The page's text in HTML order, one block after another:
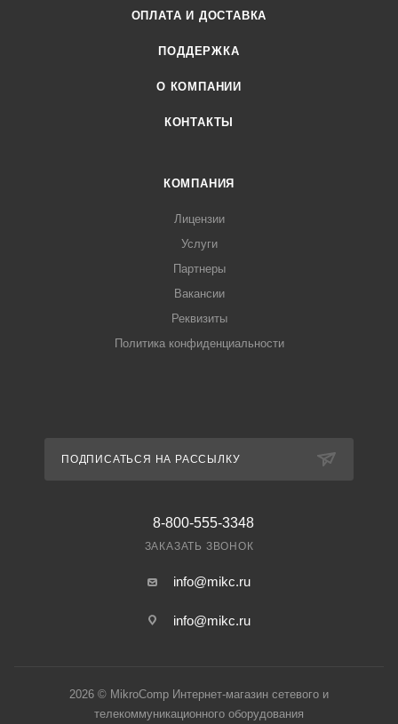
ОПЛАТА И ДОСТАВКА
ПОДДЕРЖКА
О КОМПАНИИ
КОНТАКТЫ
КОМПАНИЯ
Лицензии
Услуги
Партнеры
Вакансии
Реквизиты
Политика конфиденциальности
ПОДПИСАТЬСЯ НА РАССЫЛКУ
8-800-555-3348
ЗАКАЗАТЬ ЗВОНОК
info@mikc.ru
info@mikc.ru
2026 © MikroComp Интернет-магазин сетевого и
телекоммуникационного оборудования